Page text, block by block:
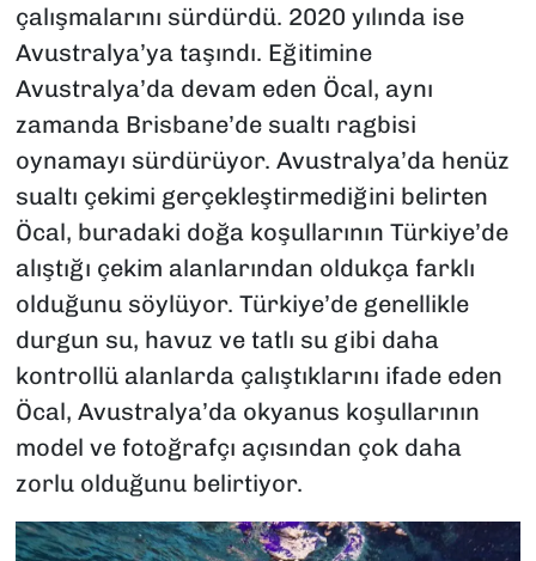
çalışmalarını sürdürdü. 2020 yılında ise
Avustralya’ya taşındı. Eğitimine
Avustralya’da devam eden Öcal, aynı
zamanda Brisbane’de sualtı ragbisi
oynamayı sürdürüyor. Avustralya’da henüz
sualtı çekimi gerçekleştirmediğini belirten
Öcal, buradaki doğa koşullarının Türkiye’de
alıştığı çekim alanlarından oldukça farklı
olduğunu söylüyor. Türkiye’de genellikle
durgun su, havuz ve tatlı su gibi daha
kontrollü alanlarda çalıştıklarını ifade eden
Öcal, Avustralya’da okyanus koşullarının
model ve fotoğrafçı açısından çok daha
zorlu olduğunu belirtiyor.